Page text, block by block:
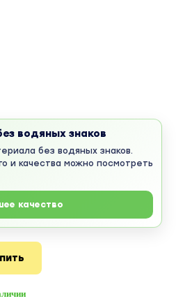
водяных знаков
без водяных знаков.
и качества можно посмотреть
качество